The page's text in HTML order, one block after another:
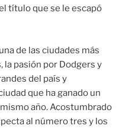
título que se le escapó
de las ciudades más
la pasión por Dodgers y
del país y
que ha ganado un
año. Acostumbrado
al número tres y los